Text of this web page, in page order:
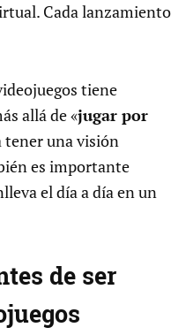
Cada lanzamiento
tiene
allá de «jugar por
tener una visión
es importante
el día a día en un
de ser